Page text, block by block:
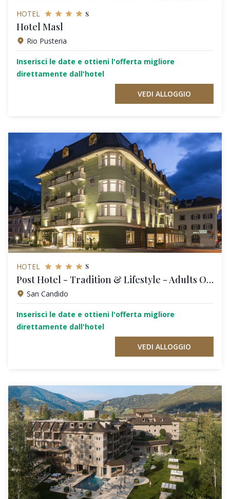
HOTEL s
Hotel Masl
Rio Pusteria
Inserisci le date e ottieni l'offerta migliore
direttamente dall'hotel
VEDI ALLOGGIO
HOTEL s
Post Hotel - Tradition & Lifestyle - Adults Only
San Candido
Inserisci le date e ottieni l'offerta migliore
direttamente dall'hotel
VEDI ALLOGGIO